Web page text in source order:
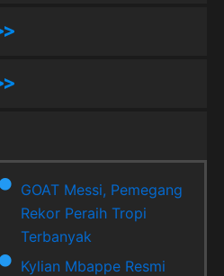
GOAT Messi, Pemegang
Rekor Peraih Tropi
Terbanyak
Kylian Mbappe Resmi